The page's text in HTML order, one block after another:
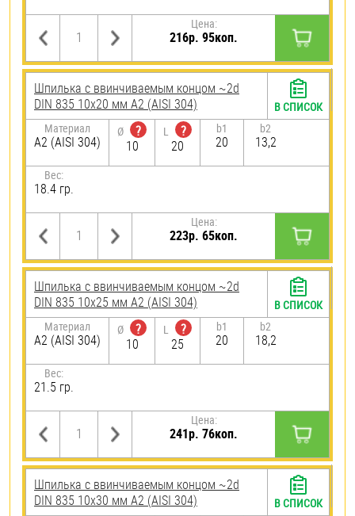
Цена:
216р. 95коп.
Шпилька c ввинчиваемым концом ~2d
DIN 835 10х20 мм А2 (AISI 304)
Материал
А2 (AISI 304)
Ø
?
10
L
?
20
b1
20
b2
13,2
Вес:
18.4 гр.
Цена:
223р. 65коп.
В СПИСОК
Шпилька c ввинчиваемым концом ~2d
DIN 835 10х25 мм А2 (AISI 304)
Материал
А2 (AISI 304)
Ø
?
10
L
?
25
b1
20
b2
18,2
Вес:
21.5 гр.
Цена:
241р. 76коп.
В СПИСОК
Шпилька c ввинчиваемым концом ~2d
DIN 835 10х30 мм А2 (AISI 304)
В СПИСОК